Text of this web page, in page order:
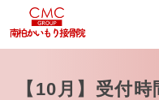
【10月】受付